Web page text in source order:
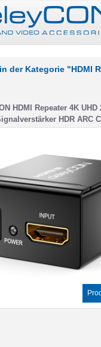
der Kategorie "HDMI
HDMI Repeater 4K
HDR ARC